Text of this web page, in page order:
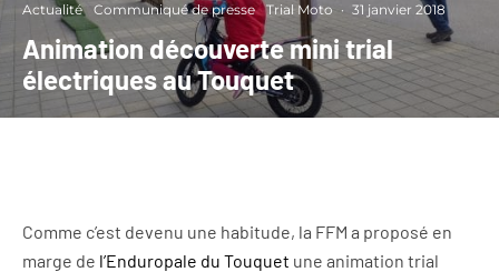
Actualité
Communiqué de presse Trial Moto · 31 janvier 2018
Animation découverte mini trial
électriques au Touquet
Comme c’est devenu une habitude, la FFM a proposé en
marge de l’Enduropale du Touquet une animation trial